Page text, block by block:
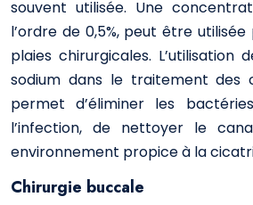
souvent utilisée. Une
l’ordre de 0,5%, peut être utilisée
plaies chirurgicales. L’utilisation
sodium dans le traitement des
permet d’éliminer les
l’infection, de nettoyer le
environnement propice à la
Chirurgie buccale